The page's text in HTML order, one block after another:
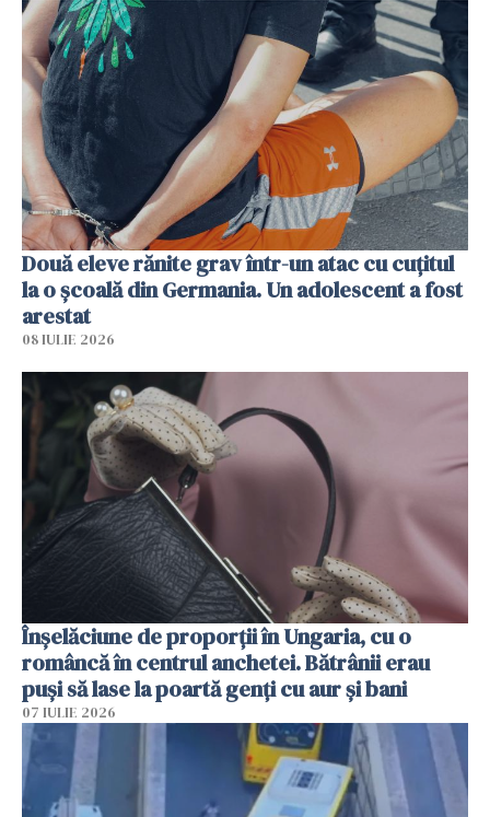
Două eleve rănite grav într-un atac cu cuțitul
la o școală din Germania. Un adolescent a fost
arestat
08 IULIE 2026
Înșelăciune de proporții în Ungaria, cu o
româncă în centrul anchetei. Bătrânii erau
puși să lase la poartă genți cu aur și bani
07 IULIE 2026